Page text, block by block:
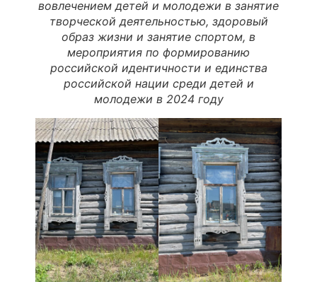
вовлечением детей и молодежи в занятие
творческой деятельностью, здоровый
образ жизни и занятие спортом, в
мероприятия по формированию
российской идентичности и единства
российской нации среди детей и
молодежи в 2024 году